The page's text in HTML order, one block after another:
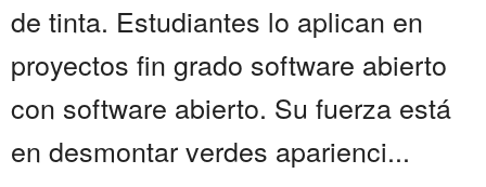
de tinta. Estudiantes lo aplican en
proyectos fin grado software abierto
con software abierto. Su fuerza está
en desmontar verdes aparienci...